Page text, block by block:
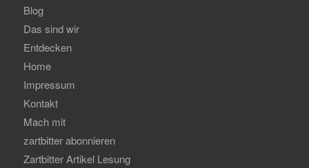
Blog
Das sind wir
Entdecken
Home
Impressum
Kontakt
Mach mit
zartbitter abonnieren
Zartbitter Artikel Lesung